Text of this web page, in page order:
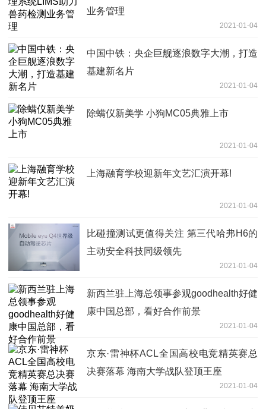
业务管理
2021-01-04
中国中铁：央企巨舰逐浪数字大潮，打造
基建新名片
2021-01-04
除螨仪新美学 小狗MC05典雅上市
2021-01-04
上海融育学校迎新年文艺汇演开幕!
2021-01-04
比碰撞测试更值得关注 第三代哈弗H6的
主动安全科技同级领先
2021-01-04
新西兰驻上海总领事参观goodhealth好健
康中国总部，看好合作前景
2021-01-04
京东·雷神杯ACL全国高校电竞精英赛总
决赛落幕 海南大学战队登顶王座
2021-01-04